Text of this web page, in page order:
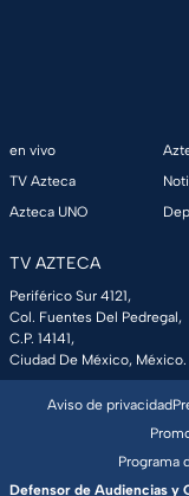
en vivo
TV Azteca
Azteca UNO
TV AZTECA
Periférico Sur 4121,
Col. Fuentes Del Pedregal,
C.P. 14141,
Ciudad De México, México.
Aviso de privacidad
Programa
Defensor de Audiencias y